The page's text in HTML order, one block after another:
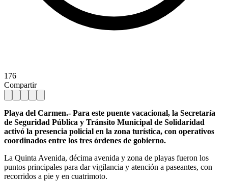
176
Compartir
Playa del Carmen.- Para este puente vacacional, la Secretaría
de Seguridad Pública y Tránsito Municipal de Solidaridad
activó la presencia policial en la zona turística, con operativos
coordinados entre los tres órdenes de gobierno.
La Quinta Avenida, décima avenida y zona de playas fueron los
puntos principales para dar vigilancia y atención a paseantes, con
recorridos a pie y en cuatrimoto.